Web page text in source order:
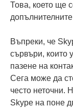
Това, което ще
Въпреки, че
сървъри, които
пазене на
Сега може да
често неточни.
Skype на поне